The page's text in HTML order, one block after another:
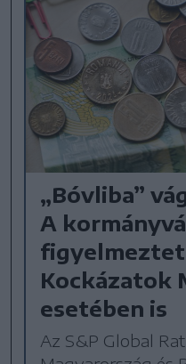
„Bóvliba”
A
figyelmeztet
Kockázatok
esetében is
Az S&P Global